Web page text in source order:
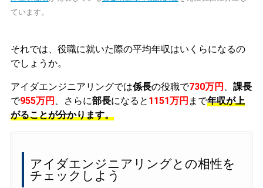
ています。
それでは、役職に就いた際の平均年収はいくらになるの
でしょうか。
アイダエンジニアリングでは係長の役職で730万円
課長
で955万円 、さらに部長になると 1151万円 まで年収が上
がることが分かります。
アイダエンジニアリングとの相性を
チェックしよう